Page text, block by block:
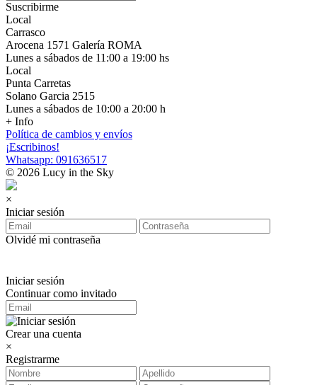
Suscribirme
Local
Carrasco
Arocena 1571 Galería ROMA
Lunes a sábados de 11:00 a 19:00 hs
Local
Punta Carretas
Solano Garcia 2515
Lunes a sábados de 10:00 a 20:00 h
+ Info
Política de cambios y envíos
¡Escribinos!
Whatsapp: 091636517
© 2026 Lucy in the Sky
×
Iniciar sesión
Olvidé mi contraseña
Iniciar sesión
Continuar como invitado
Crear una cuenta
×
Registrarme